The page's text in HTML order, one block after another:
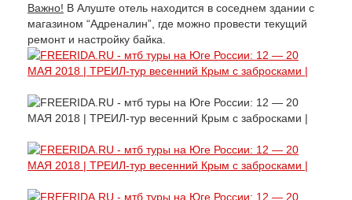
Важно! В Алуште отель находится в соседнем здании с
магазином “Адреналин”, где можно провести текущий
ремонт и настройку байка.